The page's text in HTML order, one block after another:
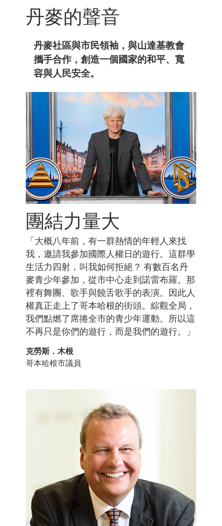
丹麥的聲音
丹麥社區與市民領袖，與山達基教會
攜手合作，創造一個國家的和平、寬
容與人民安全。
團結力量大
「大概八年前，有一群熱情的年輕人來找
我，邀請我參加國際人權日的遊行。這群學
生活力四射，叫我如何拒絕？ 有數百名丹
麥青少年參加，從市中心走到諾雷布羅。那
裡有舞團、歌手與饒舌歌手的表演。因此人
權真正走上了哥本哈根的街頭。綜觀全局，
我們點燃了席捲全市的青少年運動。所以這
不再只是你們的遊行，而是我們的遊行。」
克勞斯．木根
哥本哈根市議員